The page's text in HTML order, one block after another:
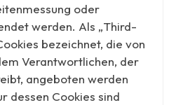
oder
werden. Als „Third-
bezeichnet, die von
Verantwortlichen, der
angeboten werden
dessen Cookies sind